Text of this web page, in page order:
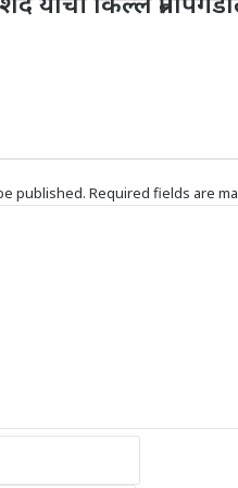
published. Required fields are